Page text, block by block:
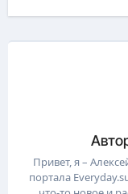
Привет, я –
портала